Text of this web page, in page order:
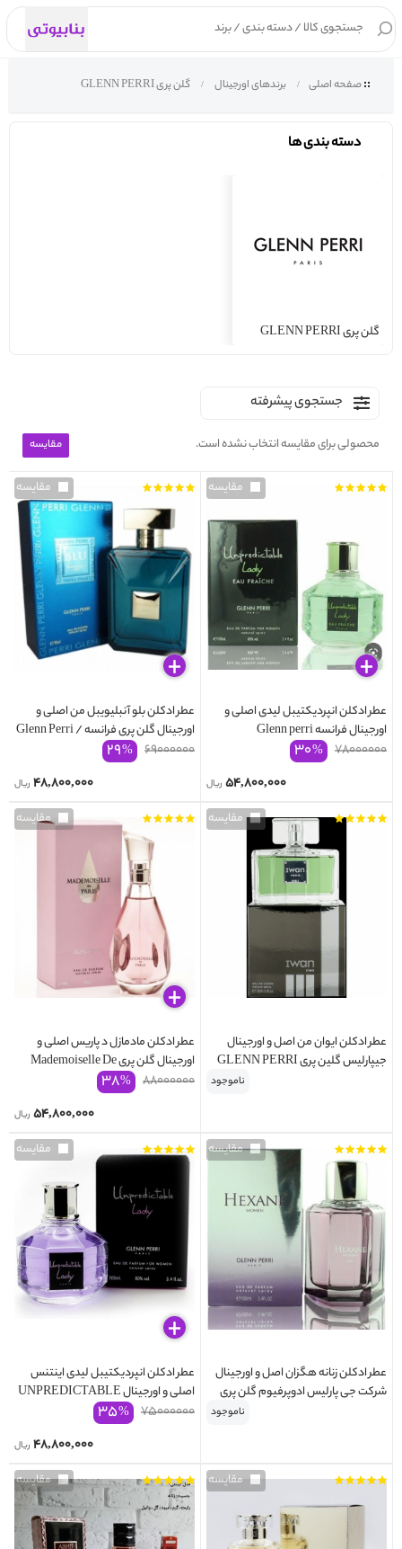
صفحه اصلی برندهای اورجینال گلن پری GLENN PERRI
دسته بندی ها
گلن پری GLENN PERRI
جستجوی پیشرفته
محصولی برای مقایسه انتخاب نشده است.
مقایسه
عطر ادکلن انپردیکتیبل لیدی اصلی و
اورجینال فرانسه Glenn perri
UNPREDICTABLE Lady
۷۸۰۰۰۰۰۰ ۳۰%
۵۴,۸۰۰,۰۰۰ ریال
مقایسه
عطر ادکلن بلو آنبلیویبل من اصلی و
اورجینال گلن پری فرانسه Glenn Perri /
BLU Unbelievable
۶۹۰۰۰۰۰۰ ۲۹%
۴۸,۸۰۰,۰۰۰ ریال
مقایسه
عطر ادکلن ایوان من اصل و اورجینال
جیپارلیس گلین پری GLENN PERRI
ناموجود
مقایسه
عطر ادکلن مادمازل د پاریس اصلی و
اورجینال گلن پری Mademoiselle De
Paris Glenn Perri
۸۸۰۰۰۰۰۰ ۳۸%
۵۴,۸۰۰,۰۰۰ ریال
مقایسه
عطر ادکلن زنانه هگزان اصل و اورجینال
شرکت جی پارلیس ادوپرفیوم گلن پری
ناموجود
مقایسه
عطر ادکلن انپردیکتیبل لیدی اینتنس
اصلی و اورجینال UNPREDICTABLE
LADY INTENSE 100ml
۷۵۰۰۰۰۰۰ ۳۵%
۴۸,۸۰۰,۰۰۰ ریال
مقایسه مقایسه